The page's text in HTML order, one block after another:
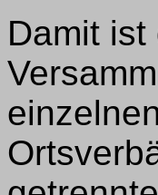
Damit